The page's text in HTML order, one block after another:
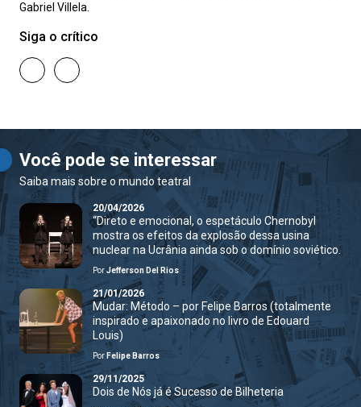
Gabriel Villela.
Siga o crítico
Você pode se interessar
Saiba mais sobre o mundo teatral
20/04/2026
“Direto e emocional, o espetáculo Chernobyl
mostra os efeitos da explosão dessa usina
nuclear na Ucrânia ainda sob o domínio soviético.
PorJefferson Del Rios
21/01/2026
Mudar: Método – por Felipe Barros (totalmente
inspirado e apaixonado no livro de Edouard
Louis)
Por Felipe Barros
29/11/2025
Dois de Nós já é Sucesso de Bilheteria